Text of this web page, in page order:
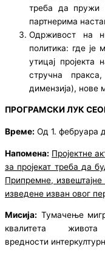
треба да пружи
партнерима
Одрживост на
политика: где је
утицај пројекта
стручна
димензија), нове
ПРОГРАМСКИ ЛУК
Време: Од 1. фебруара
Напомена: Пројектне
за пројекат треба да
Припремне,
изведене изван овог
Мисија: Тумачење
квалитета
вредности